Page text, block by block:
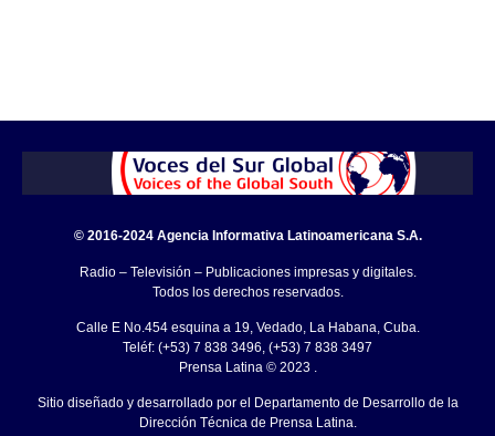
© 2016-2024 Agencia Informativa Latinoamericana S.A.
Radio – Televisión – Publicaciones impresas y digitales.
Todos los derechos reservados.
Calle E No.454 esquina a 19, Vedado, La Habana, Cuba.
Teléf: (+53) 7 838 3496, (+53) 7 838 3497
Prensa Latina © 2023 .
Sitio diseñado y desarrollado por el Departamento de Desarrollo de la
Dirección Técnica de Prensa Latina.